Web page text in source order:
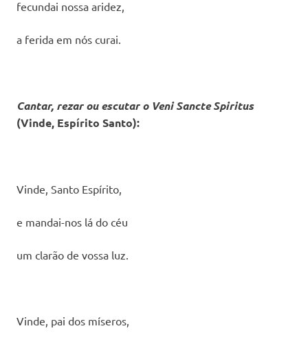
fecundai nossa aridez,
a ferida em nós curai.
Cantar, rezar ou escutar o Veni Sancte Spiritus
(Vinde, Espírito Santo):
Vinde, Santo Espírito,
e mandai-nos lá do céu
um clarão de vossa luz.
Vinde, pai dos míseros,